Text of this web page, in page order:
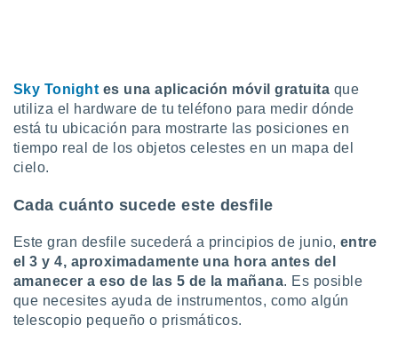
Sky Tonight es una aplicación móvil gratuita que
utiliza el hardware de tu teléfono para medir dónde
está tu ubicación para mostrarte las posiciones en
tiempo real de los objetos celestes en un mapa del
cielo.
Cada cuánto sucede este desfile
Este gran desfile sucederá a principios de junio, entre
el 3 y 4, aproximadamente una hora antes del
amanecer a eso de las 5 de la mañana. Es posible
que necesites ayuda de instrumentos, como algún
telescopio pequeño o prismáticos.